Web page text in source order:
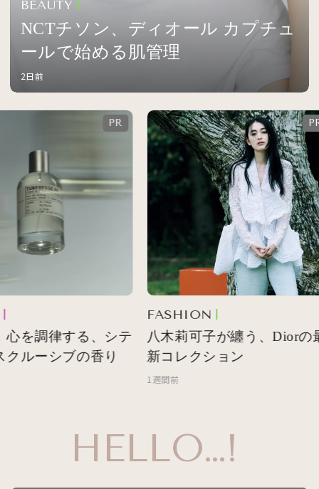
BEAUTY
NCTチソン、ディオール カプチュ
ールで始める肌管理
2日前
HELLO…!
調律する、シテ
ルーシブの香り
FASHION
八木莉可子が纏う、Diorの最
新コレクション
1週間前